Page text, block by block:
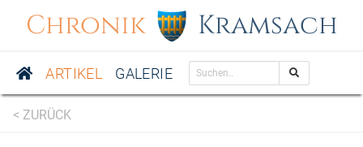
Chronik Kramsach
ARTIKEL GALERIE
< ZURÜCK